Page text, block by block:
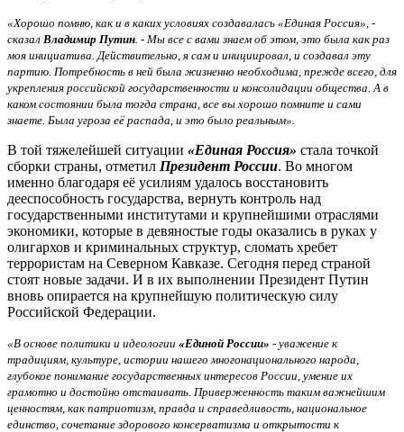
«Хорошо помню, как и в каких условиях создавалась «Единая Россия», -
сказал Владимир Путин . - Мы все с вами знаем об этом, это была как раз
моя инициатива. Действительно, я сам и инициировал, и создавал эту
партию. Потребность в ней была жизненно необходима, прежде всего, для
укрепления российской государственности и консолидации общества. А в
каком состоянии была тогда страна, все вы хорошо помните и сами
знаете. Была угроза её распада, и это было реальным».
В той тяжелейшей ситуации «Единая Россия» стала точкой
сборки страны, отметил Президент России. Во многом
именно благодаря её усилиям удалось восстановить
дееспособность государства, вернуть контроль над
государственными институтами и крупнейшими отраслями
экономики, которые в девяностые годы оказались в руках у
олигархов и криминальных структур, сломать хребет
террористам на Северном Кавказе. Сегодня перед страной
стоят новые задачи. И в их выполнении Президент Путин
вновь опирается на крупнейшую политическую силу
Российской Федерации.
«В основе политики и идеологии «Единой России» - уважение к
традициям, культуре, истории нашего многонационального народа,
глубокое понимание государственных интересов России, умение их
грамотно и достойно отстаивать. Приверженность таким важнейшим
ценностям, как патриотизм, правда и справедливость, национальное
единство, сочетание здорового консерватизма и открытости к